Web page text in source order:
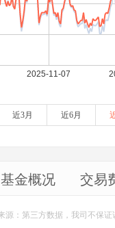
近3月 近6月
基金概况 交易
源：第三方数据，我司不保